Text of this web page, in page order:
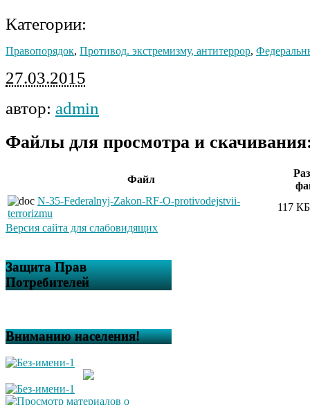
Категории:
Правопорядок, Противод. экстремизму, антитеррор,
27.03.2015
автор: admin
Файлы для просмотра и
Файл
N-35-Federalnyj-Zakon-RF-O-protivodejstvii-
terrorizmu
117 КБ
Версия сайта для слабовидящих
Защита Прав
Потребителей
Вниманию населения!